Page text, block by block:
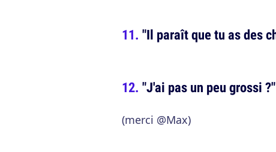
"Il paraît que tu as des
"J'ai pas un peu grossi ?"
(merci @Max)